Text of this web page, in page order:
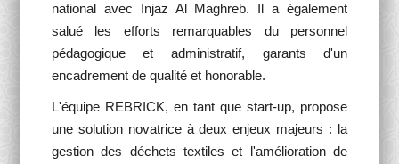
national avec Injaz Al Maghreb. Il a également
salué les efforts remarquables du personnel
pédagogique et administratif, garants d'un
encadrement de qualité et honorable.
L'équipe REBRICK, en tant que start-up, propose
une solution novatrice à deux enjeux majeurs : la
gestion des déchets textiles et l'amélioration de